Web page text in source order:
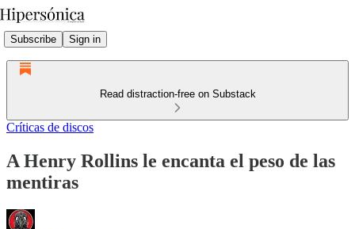
Subscribe Sign in
Read distraction-free on Substack
Críticas de discos
A Henry Rollins le encanta el peso de las
mentiras